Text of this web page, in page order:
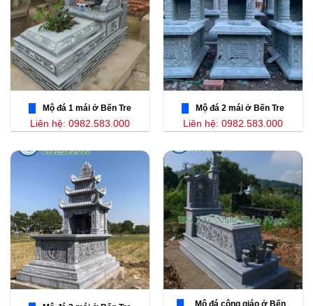
Mộ đá 1 mái ở Bến Tre
Liên hệ: 0982.583.000
Mộ đá 2 mái ở Bến Tre
Liên hệ: 0982.583.000